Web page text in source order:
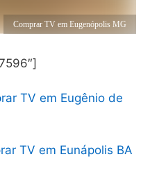
Comprar TV em Eugenópolis MG
TV em Eugênio de
TV em Eunápolis BA